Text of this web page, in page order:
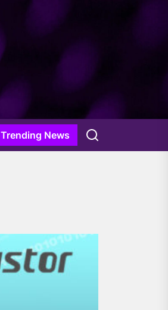
Trending News